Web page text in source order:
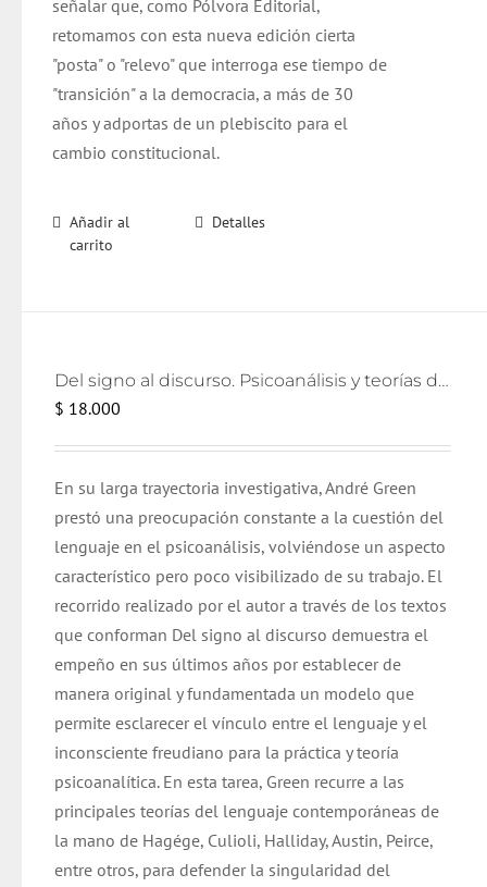
señalar que, como Pólvora Editorial,
retomamos con esta nueva edición cierta
"posta" o "relevo" que interroga ese tiempo de
"transición" a la democracia, a más de 30
años y adportas de un plebiscito para el
cambio constitucional.
Añadir al
carrito
Detalles
Del signo al discurso. Psicoanálisis y teorías del lenguaje
$ 18.000
En su larga trayectoria investigativa, André Green
prestó una preocupación constante a la cuestión del
lenguaje en el psicoanálisis, volviéndose un aspecto
característico pero poco visibilizado de su trabajo. El
recorrido realizado por el autor a través de los textos
que conforman Del signo al discurso demuestra el
empeño en sus últimos años por establecer de
manera original y fundamentada un modelo que
permite esclarecer el vínculo entre el lenguaje y el
inconsciente freudiano para la práctica y teoría
psicoanalítica. En esta tarea, Green recurre a las
principales teorías del lenguaje contemporáneas de
la mano de Hagége, Culioli, Halliday, Austin, Peirce,
entre otros, para defender la singularidad del